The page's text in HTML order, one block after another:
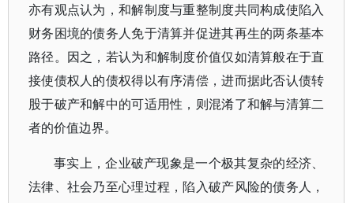
亦有观点认为，和解制度与重整制度共同构成使陷入
财务困境的债务人免于清算并促进其再生的两条基本
路径。因之，若认为和解制度价值仅如清算般在于直
接使债权人的债权得以有序清偿，进而据此否认债转
股于破产和解中的可适用性，则混淆了和解与清算二
者的价值边界。
事实上，企业破产现象是一个极其复杂的经济、
法律、社会乃至心理过程，陷入破产风险的债务人，